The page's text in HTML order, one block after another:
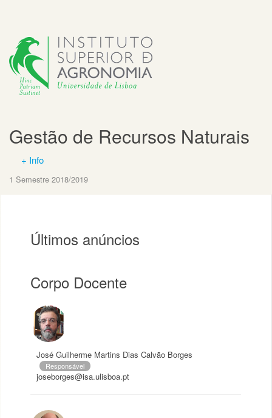
Gestão de Recursos Naturais
+ Info
1 Semestre 2018/2019
Últimos anúncios
Corpo Docente
José Guilherme Martins Dias Calvão Borges
Responsável
joseborges@isa.ulisboa.pt